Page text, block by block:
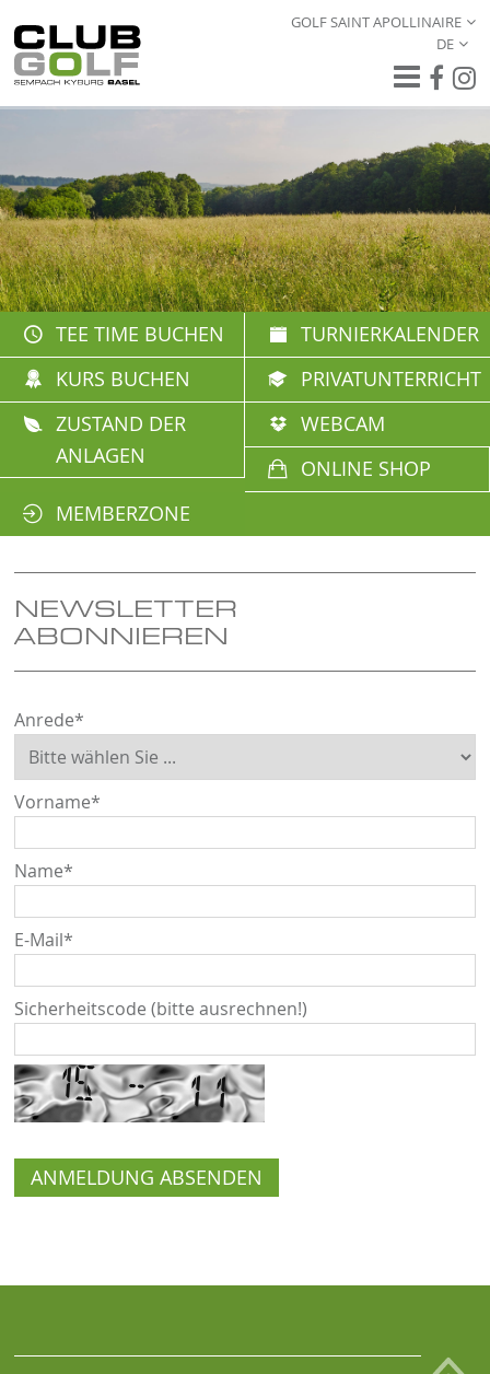
GOLF SAINT APOLLINAIRE
DE
TEE TIME BUCHEN
TURNIERKALENDER
KURS BUCHEN
PRIVATUNTERRICHT
ZUSTAND DER
ANLAGEN
WEBCAM
ONLINE SHOP
MEMBERZONE
NEWSLETTER
ABONNIEREN
Anrede*
Vorname*
Name*
E-Mail*
Sicherheitscode (bitte ausrechnen!)